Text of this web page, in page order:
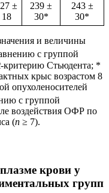
±
18
239 ±
30*
243 ±
30*
и величины
с группой
-критерию Стьюдента; *
крыс возрастом 8
опухоленосителей
с группой
воздействия ОФР по
(n ≥ 7).
крови у
групп